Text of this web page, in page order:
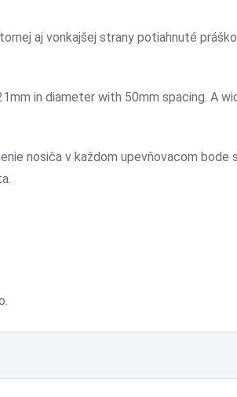
aj vonkajšej strany potiahnuté
in diameter with 50mm spacing.
nosiča v každom upevňovacom